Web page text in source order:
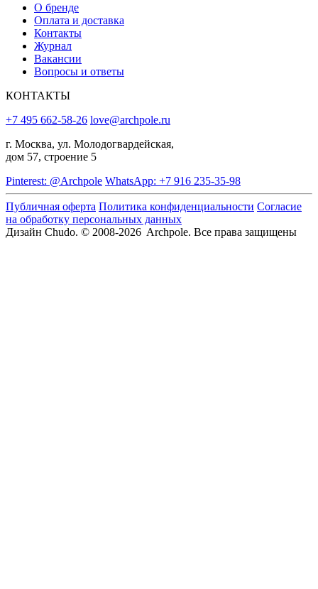
О бренде
Оплата и доставка
Контакты
Журнал
Вакансии
Вопросы и ответы
КОНТАКТЫ
+7 495 662-58-26 love@archpole.ru
г. Москва, ул. Молодогвардейская,
дом 57, строение 5
Pinterest: @Archpole WhatsApp: +7 916 235-35-98
Публичная оферта Политика конфиденциальности Согласие
на обработку персональных данных
Дизайн Chudo. © 2008-2026 Archpole. Все права защищены